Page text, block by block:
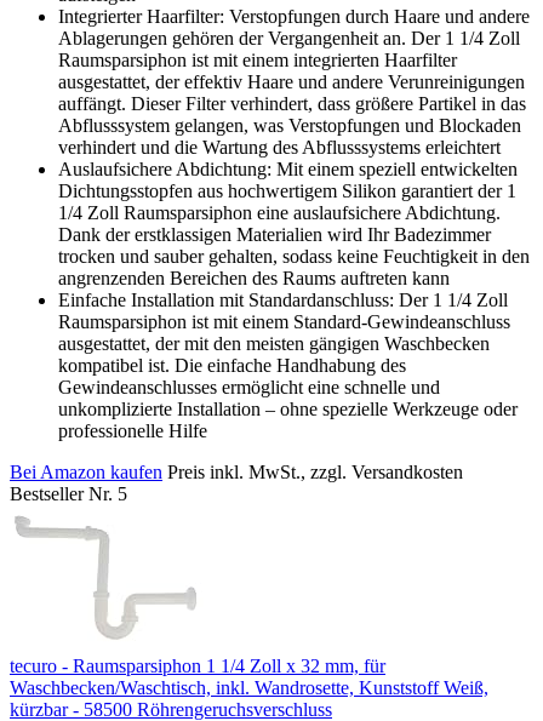
Integrierter Haarfilter: Verstopfungen durch Haare und andere
Ablagerungen gehören der Vergangenheit an. Der 1 1/4 Zoll
Raumsparsiphon ist mit einem integrierten Haarfilter
ausgestattet, der effektiv Haare und andere Verunreinigungen
auffängt. Dieser Filter verhindert, dass größere Partikel in das
Abflusssystem gelangen, was Verstopfungen und Blockaden
verhindert und die Wartung des Abflusssystems erleichtert
Auslaufsichere Abdichtung: Mit einem speziell entwickelten
Dichtungsstopfen aus hochwertigem Silikon garantiert der 1
1/4 Zoll Raumsparsiphon eine auslaufsichere Abdichtung.
Dank der erstklassigen Materialien wird Ihr Badezimmer
trocken und sauber gehalten, sodass keine Feuchtigkeit in den
angrenzenden Bereichen des Raums auftreten kann
Einfache Installation mit Standardanschluss: Der 1 1/4 Zoll
Raumsparsiphon ist mit einem Standard-Gewindeanschluss
ausgestattet, der mit den meisten gängigen Waschbecken
kompatibel ist. Die einfache Handhabung des
Gewindeanschlusses ermöglicht eine schnelle und
unkomplizierte Installation – ohne spezielle Werkzeuge oder
professionelle Hilfe
Bei Amazon kaufen Preis inkl. MwSt., zzgl. Versandkosten
Bestseller Nr. 5
tecuro - Raumsparsiphon 1 1/4 Zoll x 32 mm, für
Waschbecken/Waschtisch, inkl. Wandrosette, Kunststoff Weiß,
kürzbar - 58500 Röhrengeruchsverschluss